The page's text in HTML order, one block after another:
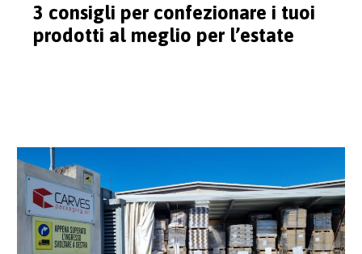
3 consigli per confezionare i tuoi
prodotti al meglio per l’estate